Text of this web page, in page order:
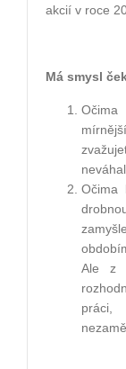
akcií v roce
Má smysl
neváhal.
Očima
Ale z
práci,